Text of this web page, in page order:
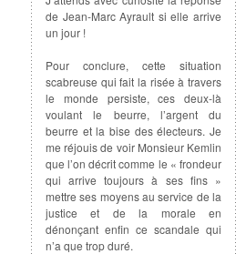
de Jean-Marc Ayrault si elle arrive
un jour !
Pour conclure, cette situation
scabreuse qui fait la risée à travers
le monde persiste, ces deux-là
voulant le beurre, l’argent du
beurre et la bise des électeurs. Je
me réjouis de voir Monsieur Kemlin
que l’on décrit comme le « frondeur
qui arrive toujours à ses fins »
mettre ses moyens au service de la
justice et de la morale en
dénonçant enfin ce scandale qui
n’a que trop duré.